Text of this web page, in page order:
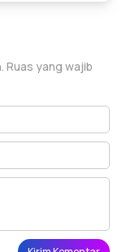
Ruas yang wajib